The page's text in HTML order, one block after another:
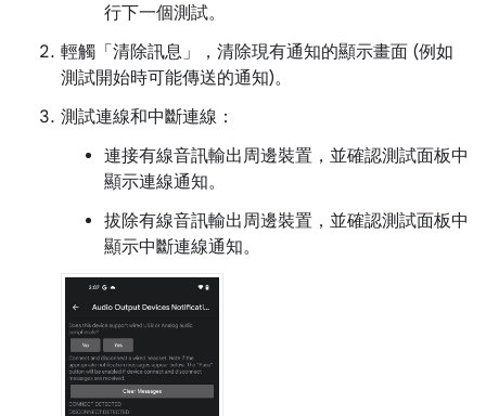
行下一個測試。
輕觸「清除訊息」
，清除現有通知的顯示畫面 (例如
測試開始時可能傳送的通知)。
測試連線和中斷連線：
連接有線音訊輸出周邊裝置，並確認測試面板中
顯示連線通知。
拔除有線音訊輸出周邊裝置，並確認測試面板中
顯示中斷連線通知。